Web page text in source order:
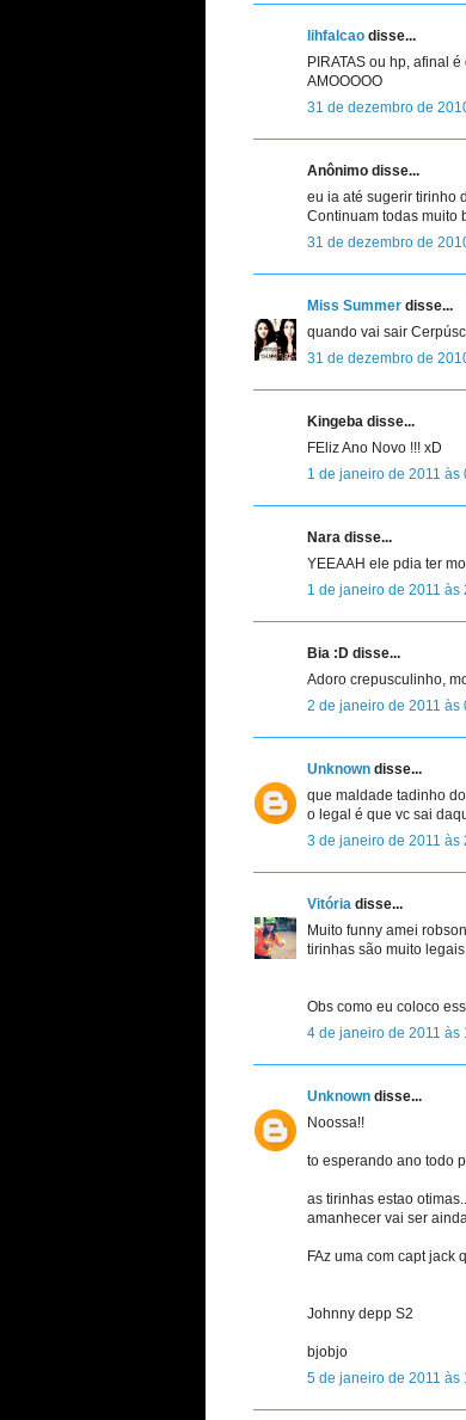
lihfalcao disse...
PIRATAS ou hp, afinal é
AMOOOOO
31 de dezembro de
Anônimo disse...
eu ia até sugerir tirinho
Continuam todas muito
31 de dezembro de
Miss Summer disse...
quando vai sair
31 de dezembro de
Kingeba disse...
FEliz Ano Novo !!! xD
1 de janeiro de 2011 às
Nara disse...
YEEAAH ele pdia ter
1 de janeiro de 2011 às
Bia :D disse...
Adoro crepusculinho,
2 de janeiro de 2011 às
Unknown disse...
que maldade tadinho
o legal é que vc sai
3 de janeiro de 2011 às
Vitória disse...
Muito funny amei
tirinhas são muito legais.
Obs como eu coloco
4 de janeiro de 2011 às
Unknown disse...
Noossa!!
to esperando ano todo
as tirinhas estao otimas....
amanhecer vai ser ainda
FAz uma com capt jack
Johnny depp S2
bjobjo
5 de janeiro de 2011 às